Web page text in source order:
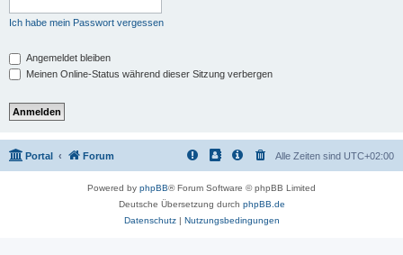
Ich habe mein Passwort vergessen
Angemeldet bleiben
Meinen Online-Status während dieser Sitzung verbergen
Portal Forum Alle Zeiten sind UTC+02:00
Powered by phpBB® Forum Software © phpBB Limited
Deutsche Übersetzung durch phpBB.de
Datenschutz| Nutzungsbedingungen